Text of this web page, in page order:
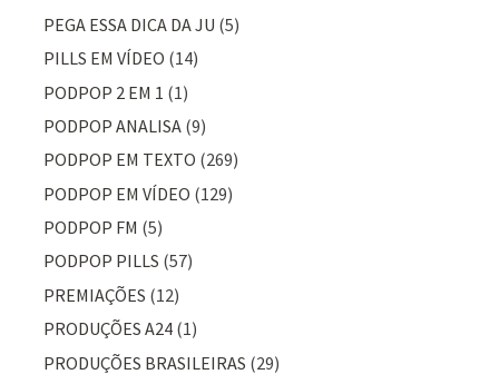
PEGA ESSA DICA DA JU (5)
PILLS EM VÍDEO (14)
PODPOP 2 EM 1 (1)
PODPOP ANALISA (9)
PODPOP EM TEXTO (269)
PODPOP EM VÍDEO (129)
PODPOP FM (5)
PODPOP PILLS (57)
PREMIAÇÕES (12)
PRODUÇÕES A24 (1)
PRODUÇÕES BRASILEIRAS (29)